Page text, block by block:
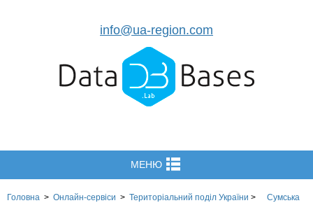
info@ua-region.com
МЕНЮ
Головна > Онлайн-сервіси > Територіальний поділ України >
Сумська